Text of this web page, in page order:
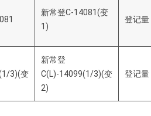
新常登C-14081(变
1)
登记
3)(变
新常登
C(L)-14099(1/3)(变
2)
登记